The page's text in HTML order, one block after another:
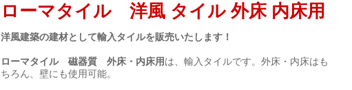
ローマタイル 洋風 タイル 外床 内床用
洋風建築の建材として輸入タイルを販売いたします！
ローマタイル 磁器質 外床・内床用は、輸入タイルです。外床・内床はも
ちろん、壁にも使用可能。